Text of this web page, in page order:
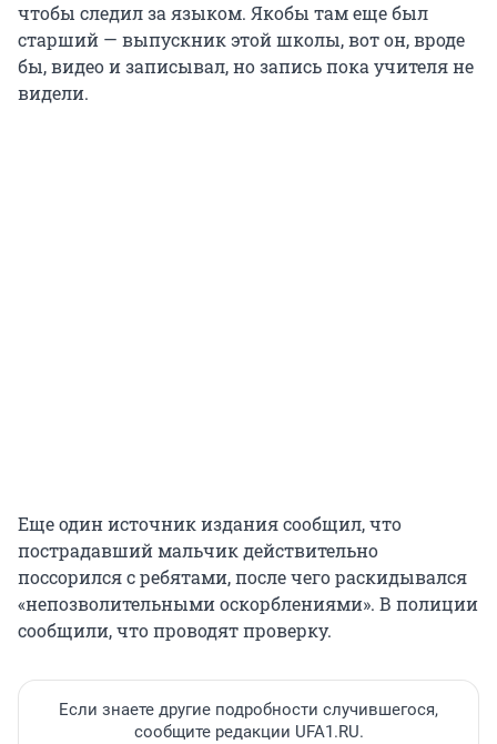
чтобы следил за языком. Якобы там еще был
старший — выпускник этой школы, вот он, вроде
бы, видео и записывал, но запись пока учителя не
видели.
Еще один источник издания сообщил, что
пострадавший мальчик действительно
поссорился с ребятами, после чего раскидывался
«непозволительными оскорблениями». В полиции
сообщили, что проводят проверку.
Если знаете другие подробности случившегося,
сообщите редакции UFA1.RU.